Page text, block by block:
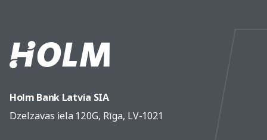
Holm Bank Latvia SIA
Dzelzavas iela 120G, Rīga, LV-1021